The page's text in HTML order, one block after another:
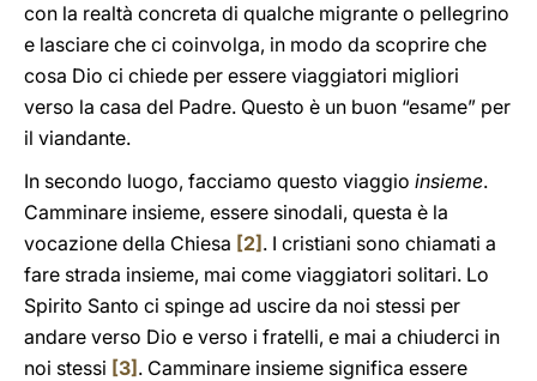
con la realtà concreta di qualche migrante o pellegrino
e lasciare che ci coinvolga, in modo da scoprire che
cosa Dio ci chiede per essere viaggiatori migliori
verso la casa del Padre. Questo è un buon “esame” per
il viandante.
In secondo luogo, facciamo questo viaggio insieme.
Camminare insieme, essere sinodali, questa è la
vocazione della Chiesa [2] . I cristiani sono chiamati a
fare strada insieme, mai come viaggiatori solitari. Lo
Spirito Santo ci spinge ad uscire da noi stessi per
andare verso Dio e verso i fratelli, e mai a chiuderci in
noi stessi [3] . Camminare insieme significa essere